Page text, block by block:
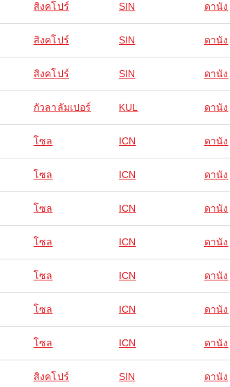
สิงคโปร์ SIN ดานัง
สิงคโปร์ SIN ดานัง
สิงคโปร์ SIN ดานัง
กัวลาลัมเปอร์ KUL ดานัง
โซล ICN ดานัง
โซล ICN ดานัง
โซล ICN ดานัง
โซล ICN ดานัง
โซล ICN ดานัง
โซล ICN ดานัง
โซล ICN ดานัง
สิงคโปร์ SIN ดานัง